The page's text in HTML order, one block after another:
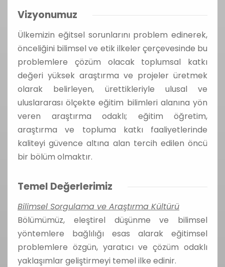
Vizyonumuz
Ülkemizin eğitsel sorunlarını problem edinerek,
önceliğini bilimsel ve etik ilkeler çerçevesinde bu
problemlere çözüm olacak toplumsal katkı
değeri yüksek araştırma ve projeler üretmek
olarak belirleyen, ürettikleriyle ulusal ve
uluslararası ölçekte eğitim bilimleri alanına yön
veren araştırma odaklı; eğitim öğretim,
araştırma ve topluma katkı faaliyetlerinde
kaliteyi güvence altına alan tercih edilen öncü
bir bölüm olmaktır.
Temel Değerlerimiz
Bilimsel Sorgulama ve Araştırma Kültürü
Bölümümüz, eleştirel düşünme ve bilimsel
yöntemlere bağlılığı esas alarak eğitimsel
problemlere özgün, yaratıcı ve çözüm odaklı
yaklaşımlar geliştirmeyi temel ilke edinir.